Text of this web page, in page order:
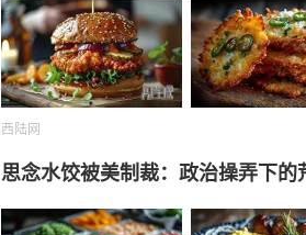
西陆网
思念水饺被美制裁：政治操弄下的